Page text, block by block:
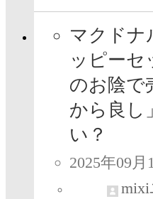
マクドナ
ッピーセ
のお陰で
から良し
い？
2025年09月
mixi